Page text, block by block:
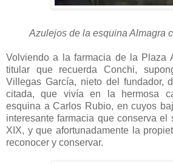
Azulejos de la esquina Almagra
Volviendo a la farmacia de la Plaza
titular que recuerda Conchi,
Villegas García, nieto del fundador,
citada, que vivía en la hermosa
esquina a Carlos Rubio, en cuyos
interesante farmacia que conserva
XIX, y que afortunadamente la
reconocer y conservar.